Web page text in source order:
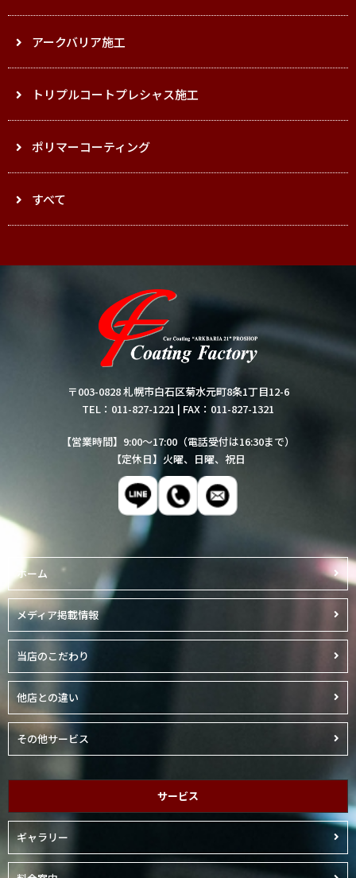
アークバリア施工
トリプルコートプレシャス施工
ポリマーコーティング
すべて
〒003-0828 札幌市白石区菊水元町8条1丁目12-6
TEL：011-827-1221 | FAX：011-827-1321
【営業時間】9:00～17:00（電話受付は16:30まで）
【定休日】火曜、日曜、祝日
ホーム
メディア掲載情報
当店のこだわり
他店との違い
その他サービス
サービス
ギャラリー